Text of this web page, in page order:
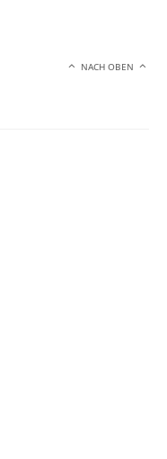
NACH OBEN